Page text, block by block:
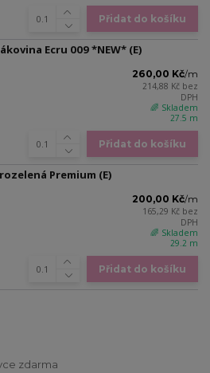
Přidat do košíku
Ecru 009 *NEW* (E)
260,00 Kč/m
214,88 Kč bez
DPH
🌈 Skladem
27.5 m
Přidat do košíku
Premium (E)
200,00 Kč/m
165,29 Kč bez
DPH
🌈 Skladem
29.2 m
Přidat do košíku
zdarma